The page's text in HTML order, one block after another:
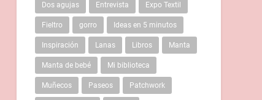
Dos agujas Entrevista Expo Textil
Fieltro gorro Ideas en 5 minutos
Inspiración Lanas Libros Manta
Manta de bebé Mi biblioteca
Muñecos Paseos Patchwork